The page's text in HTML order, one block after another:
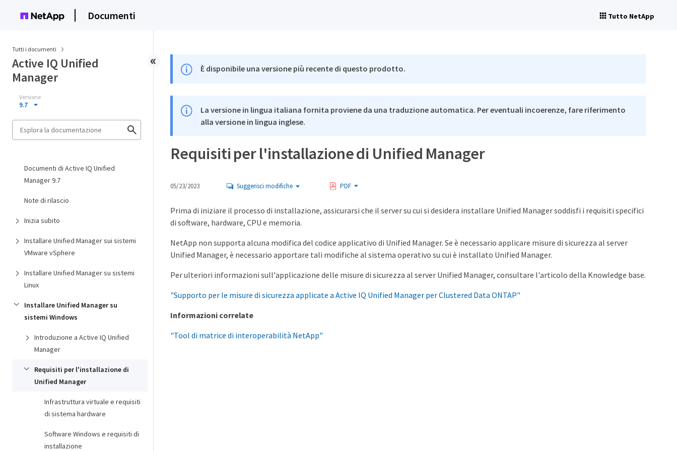
Documenti Tutto NetApp
Tutti i documenti
Active IQ Unified
Manager
Versione
9.7
Documenti di Active IQ Unified
Manager 9.7
Note di rilascio
Inizia subito
Installare Unified Manager sui sistemi
VMware vSphere
Installare Unified Manager su sistemi
Linux
Installare Unified Manager su
sistemi Windows
Introduzione a Active IQ Unified
Manager
Requisiti per l'installazione di
Unified Manager
Infrastruttura virtuale e requisiti
di sistema hardware
Software Windows e requisiti di
installazione
È disponibile una versione più recente di questo prodotto.
La versione in lingua italiana fornita proviene da una traduzione automatica. Per eventuali incoerenze, fare riferimento
alla versione in lingua inglese.
Requisiti per l'installazione di Unified Manager
05/23/2023 Suggerisci modifiche PDF
Prima di iniziare il processo di installazione, assicurarsi che il server su cui si desidera installare Unified Manager soddisfi i requisiti specifici
di software, hardware, CPU e memoria.
NetApp non supporta alcuna modifica del codice applicativo di Unified Manager. Se è necessario applicare misure di sicurezza al server
Unified Manager, è necessario apportare tali modifiche al sistema operativo su cui è installato Unified Manager.
Per ulteriori informazioni sull'applicazione delle misure di sicurezza al server Unified Manager, consultare l'articolo della Knowledge base.
"Supporto per le misure di sicurezza applicate a Active IQ Unified Manager per Clustered Data ONTAP"
Informazioni correlate
"Tool di matrice di interoperabilità NetApp"